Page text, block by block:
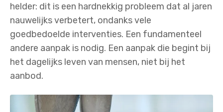
helder: dit is een hardnekkig probleem dat al jaren
nauwelijks verbetert, ondanks vele
goedbedoelde interventies. Een fundamenteel
andere aanpak is nodig. Een aanpak die begint bij
het dagelijks leven van mensen, niet bij het
aanbod.